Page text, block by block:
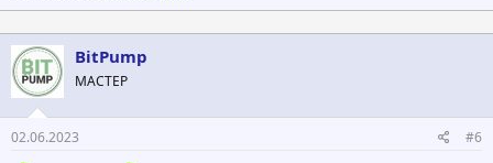
BitPump
МАСТЕР
02.06.2023 #6